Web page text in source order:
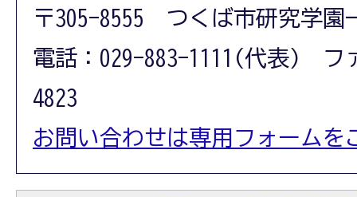
〒305-8555 つくば市研究学園
電話：029-883-1111(代表) フ
4823
お問い合わせは専用フォームを